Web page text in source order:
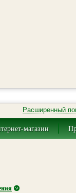
Расширенный
магазин